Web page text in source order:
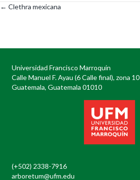
Posts
← Clethra mexicana
Universidad Francisco Marroquín
Calle Manuel F. Ayau (6 Calle final), zona 10
Guatemala, Guatemala 01010
(+502) 2338-7916
arboretum@ufm.edu